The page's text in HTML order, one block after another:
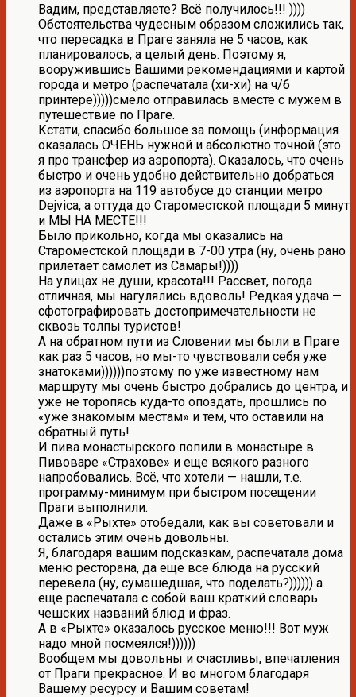
Вадим, представляете? Всё получилось!!! ))))
Обстоятельства чудесным образом сложились так,
что пересадка в Праге заняла не 5 часов, как
планировалось, а целый день. Поэтому я,
вооружившись Вашими рекомендациями и картой
города и метро (распечатала (хи-хи) на ч/б
принтере)))))смело отправилась вместе с мужем в
путешествие по Праге.
Кстати, спасибо большое за помощь (информация
оказалась ОЧЕНЬ нужной и абсолютно точной (это
я про трансфер из аэропорта). Оказалось, что очень
быстро и очень удобно действительно добраться
из аэропорта на 119 автобусе до станции метро
Dejvica, а оттуда до Староместской площади 5 минут
и МЫ НА МЕСТЕ!!!
Было прикольно, когда мы оказались на
Староместской площади в 7-00 утра (ну, очень рано
прилетает самолет из Самары!))))
На улицах не души, красота!!! Рассвет, погода
отличная, мы нагулялись вдоволь! Редкая удача —
сфотографировать достопримечательности не
сквозь толпы туристов!
А на обратном пути из Словении мы были в Праге
как раз 5 часов, но мы-то чувствовали себя уже
знатоками))))))поэтому по уже известному нам
маршруту мы очень быстро добрались до центра, и
уже не торопясь куда-то опоздать, прошлись по
«уже знакомым местам» и тем, что оставили на
обратный путь!
И пива монастырского попили в монастыре в
Пивоваре «Страхове» и еще всякого разного
напробовались. Всё, что хотели — нашли, т.е.
программу-минимум при быстром посещении
Праги выполнили.
Даже в «Рыхте» отобедали, как вы советовали и
остались этим очень довольны.
Я, благодаря вашим подсказкам, распечатала дома
меню ресторана, да еще все блюда на русский
перевела (ну, сумашедшая, что поделать?)))))) а
еще распечатала с собой ваш краткий словарь
чешских названий блюд и фраз.
А в «Рыхте» оказалось русское меню!!! Вот муж
надо мной посмеялся!))))))
Вообщем мы довольны и счастливы, впечатления
от Праги прекрасное. И во многом благодаря
Вашему ресурсу и Вашим советам!